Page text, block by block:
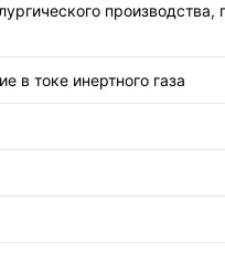
производства,
в токе инертного газа